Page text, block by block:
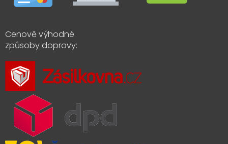
Cenově výhodné
způsoby dopravy: